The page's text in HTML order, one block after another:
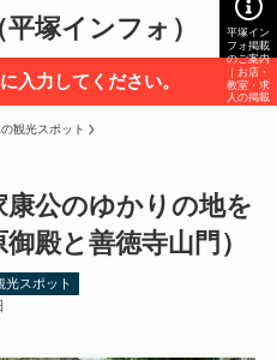
塚インフォ） 平塚イン
フォ掲載
のご案内
｜お店・
教室・求
人の掲載
入力してください。
観光スポット
康公のゆかりの地を
殿と善徳寺山門）
スポット